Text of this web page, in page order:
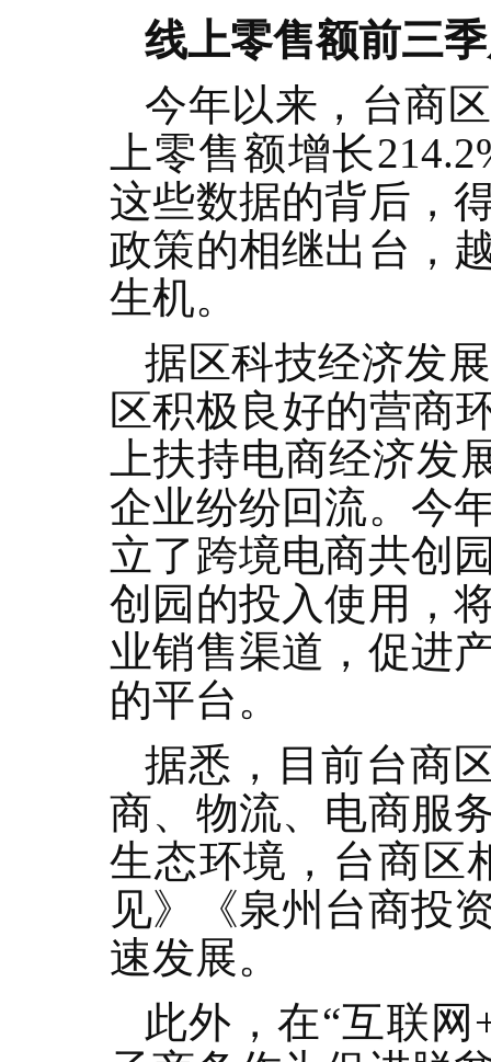
线上零售额前三
今年以来，台商
上零售额增长
这些数据的背后，
政策的相继出台，
生机。
据区科技经济发
区积极良好的营商
上扶持电商经济发
企业纷纷回流。今
立了跨境电商共创
创园的投入使用，
业销售渠道，促进
的平台。
据悉，目前台商
商、物流、电商服
生态环境，台商区
见》《泉州台商投
速发展。
此外，在“互联